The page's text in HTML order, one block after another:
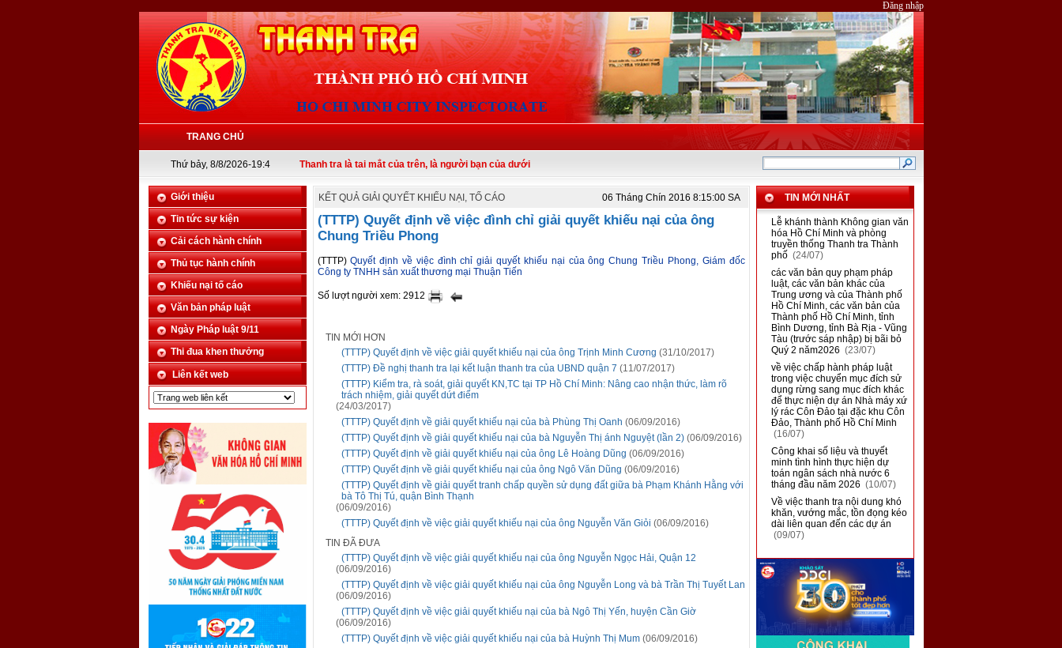
Đăng nhập
TRANG CHỦ
Thứ bảy, 8/8/2026-19:4Thanh tra là tai mắt của trên, là người bạn của dưới
Giới thiệu
Tin tức sự kiện
Cải cách hành chính
Thủ tục hành chính
Khiếu nại tố cáo
Văn bản pháp luật
Ngày Pháp luật 9/11
Thi đua khen thưởng
Liên kết web
KẾT QUẢ GIẢI QUYẾT KHIẾU NẠI, TỐ CÁO 06 Tháng Chín 2016 8:15:00 SA
(TTTP) Quyết định về việc đình chỉ giải quyết khiếu nại của ông
Chung Triều Phong
(TTTP)Quyết định về việc đình chỉ giải quyết khiếu nại của ông Chung Triều Phong, Giám đốc
Công ty TNHH sản xuất thương mại Thuận Tiến
Số lượt người xem: 2912
TIN MỚI HƠN
(TTTP) Quyết định về việc giải quyết khiếu nại của ông Trịnh Minh Cương (31/10/2017)
(TTTP) Đề nghị thanh tra lại kết luận thanh tra của UBND quận 7 (11/07/2017)
(TTTP) Kiểm tra, rà soát, giải quyết KN,TC tại TP Hồ Chí Minh: Nâng cao nhận thức, làm rõ
trách nhiệm, giải quyết dứt điểm
(24/03/2017)
(TTTP) Quyết định về giải quyết khiếu nại của bà Phùng Thị Oanh (06/09/2016)
(TTTP) Quyết định về giải quyết khiếu nại của bà Nguyễn Thị ánh Nguyệt (lần 2)(06/09/2016)
(TTTP) Quyết định về giải quyết khiếu nại của ông Lê Hoàng Dũng (06/09/2016)
(TTTP) Quyết định về giải quyết khiếu nại của ông Ngô Văn Dũng (06/09/2016)
(TTTP) Quyết định về giải quyết tranh chấp quyền sử dụng đất giữa bà Phạm Khánh Hằng với
bà Tô Thị Tú, quận Bình Thạnh
(06/09/2016)
(TTTP) Quyết định về việc giải quyết khiếu nại của ông Nguyễn Văn Giỏi (06/09/2016)
TIN ĐÃ ĐƯA
(TTTP) Quyết định về việc giải quyết khiếu nại của ông Nguyễn Ngọc Hải, Quận 12
(06/09/2016)
(TTTP) Quyết định về việc giải quyết khiếu nại của ông Nguyễn Long và bà Trần Thị Tuyết Lan
(06/09/2016)
(TTTP) Quyết định về việc giải quyết khiếu nại của bà Ngô Thị Yến, huyện Cần Giờ
(06/09/2016)
(TTTP) Quyết định về việc giải quyết khiếu nại của bà Huỳnh Thị Mum(06/09/2016)
TIN MỚI NHẤT
Lễ khánh thành Không gian văn
hóa Hồ Chí Minh và phòng
truyền thống Thanh tra Thành
phố (24/07)
các văn bản quy phạm pháp
luật, các văn bản khác của
Trung ương và của Thành phố
Hồ Chí Minh, các văn bản của
Thành phố Hồ Chí Minh, tỉnh
Bình Dương, tỉnh Bà Rịa - Vũng
Tàu (trước sáp nhập) bị bãi bỏ
Quý 2 năm2026 (23/07)
về việc chấp hành pháp luật
trong việc chuyển mục đích sử
dụng rừng sang mục đích khác
để thực niện dự án Nhà máy xứ
lý rác Côn Đảo tại đặc khu Côn
Đảo, Thành phố Hồ Chí Minh
(16/07)
Công khai số liệu và thuyết
minh tình hình thực hiện dự
toán ngân sách nhà nước 6
tháng đầu năm 2026 (10/07)
Về việc thanh tra nội dung khó
khăn, vướng mắc, tồn đọng kéo
dài liên quan đến các dự án
(09/07)